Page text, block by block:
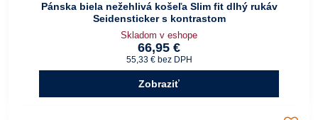
Pánska biela nežehlivá košeľa Slim fit dlhý rukáv
Seidensticker s kontrastom
Skladom v eshope
66,95 €
55,33 € bez DPH
Zobraziť